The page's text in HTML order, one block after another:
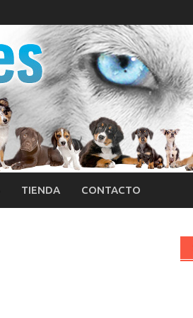
TIENDA CONTACTO